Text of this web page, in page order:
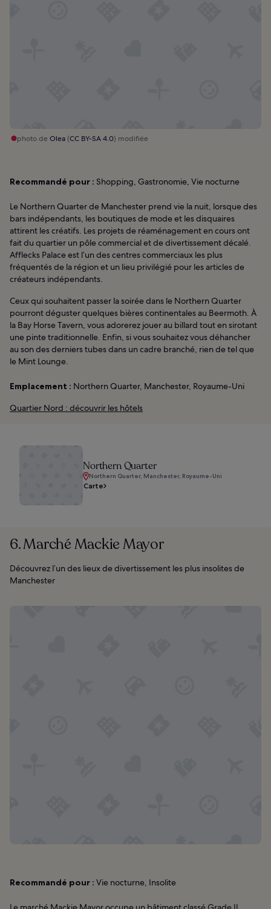
photo de Olea(CC BY-SA 4.0) modifiée
Recommandé pour : Shopping, Gastronomie, Vie nocturne
Le Northern Quarter de Manchester prend vie la nuit, lorsque des
bars indépendants, les boutiques de mode et les disquaires
attirent les créatifs. Les projets de réaménagement en cours ont
fait du quartier un pôle commercial et de divertissement décalé.
Afflecks Palace est l’un des centres commerciaux les plus
fréquentés de la région et un lieu privilégié pour les articles de
créateurs indépendants.
Ceux qui souhaitent passer la soirée dans le Northern Quarter
pourront déguster quelques bières continentales au Beermoth. À
la Bay Horse Tavern, vous adorerez jouer au billard tout en sirotant
une pinte traditionnelle. Enfin, si vous souhaitez vous déhancher
au son des derniers tubes dans un cadre branché, rien de tel que
le Mint Lounge.
Emplacement : Northern Quarter, Manchester, Royaume-Uni
Quartier Nord : découvrir les hôtels
Northern Quarter
Northern Quarter, Manchester, Royaume-Uni
Carte
6. Marché Mackie Mayor
Découvrez l’un des lieux de divertissement les plus insolites de
Manchester
Recommandé pour : Vie nocturne, Insolite